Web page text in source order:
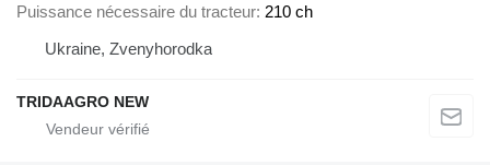
Puissance nécessaire du tracteur 210 ch
Ukraine, Zvenyhorodka
TRIDAAGRO NEW